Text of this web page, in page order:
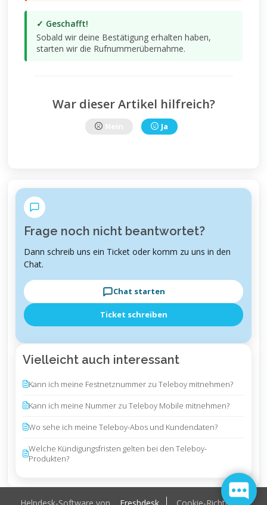
✓ Geschafft!
Sobald wir deine Bestätigung erhalten haben,
starten wir die Rufnummerübernahme.
War dieser Artikel hilfreich?
Ja
Frage noch nicht beantwortet?
Dann schreib uns ein Ticket oder komm zu uns in den
Chat.
Chat starten
Ticket schreiben
Vielleicht auch interessant
Kann ich meine Festnetznummer zu Teleboy mitnehmen?
Kann ich meine Nummer zu Teleboy Mobile mitnehmen?
Wo sehe ich meine Teleboy-Abos und Kundendaten?
Welche Kündigungsfristen gelten bei den Teleboy-
Produkten?